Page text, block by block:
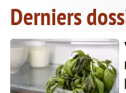
Derniers